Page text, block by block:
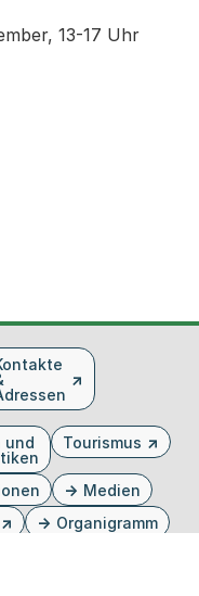
13-17 Uhr
und
Tourismus
Medien
Organigramm